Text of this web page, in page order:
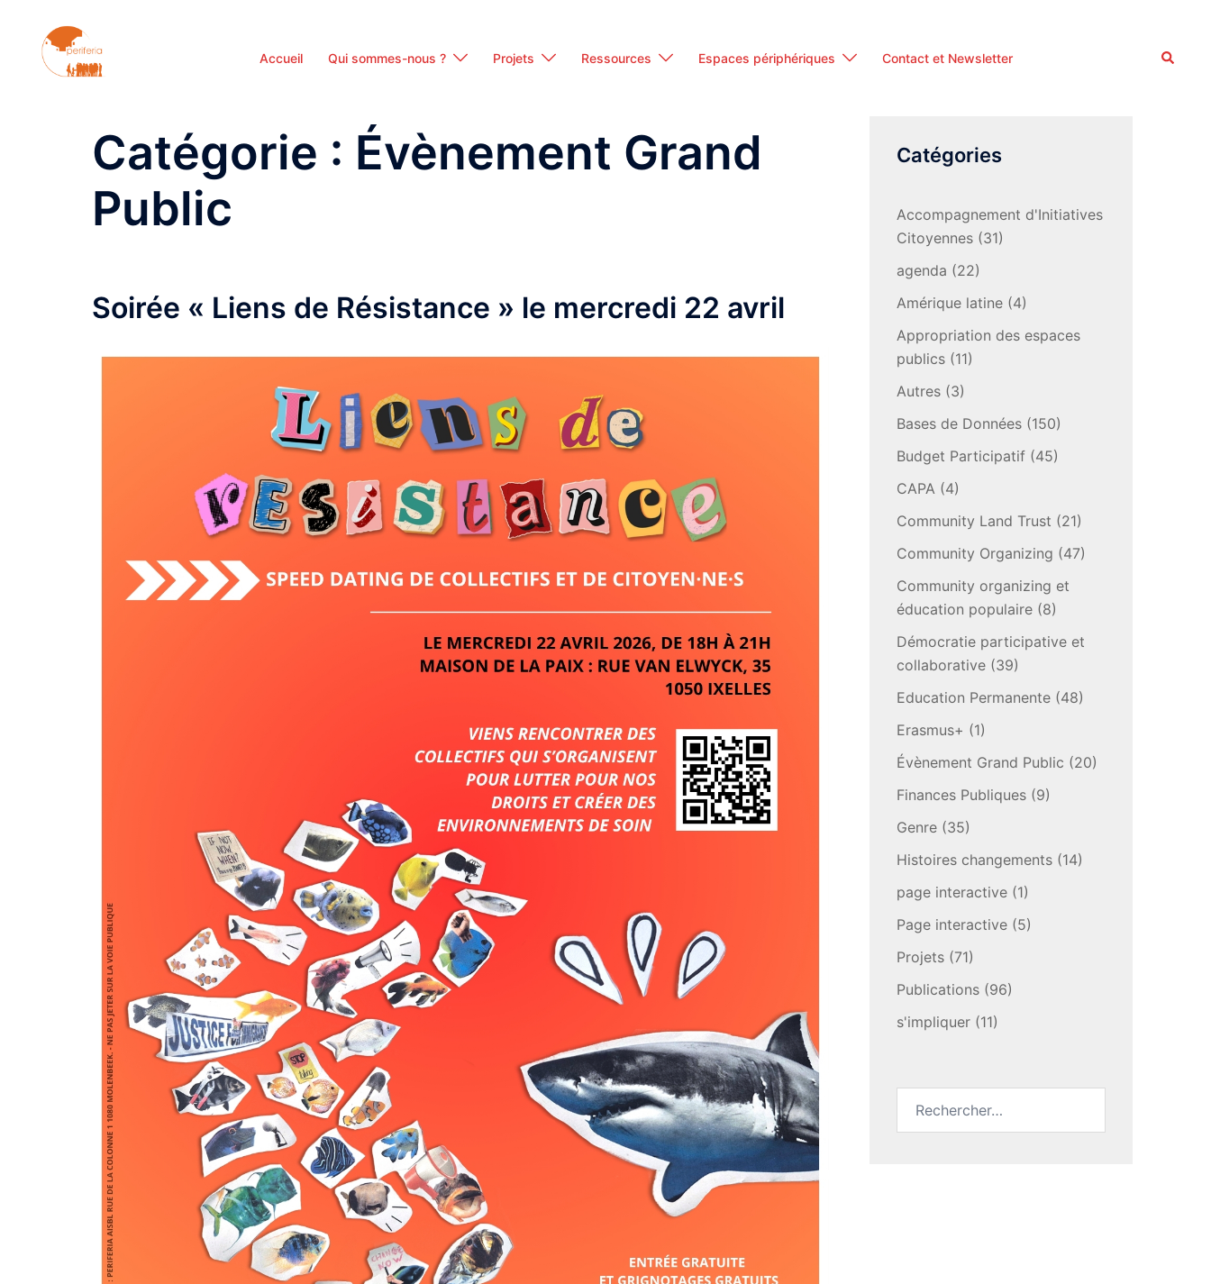
contenu
Accueil Qui sommes-nous ? Projets Ressources Espaces périphériques Contact et Newsletter
Catégorie : Évènement Grand
Public
Soirée « Liens de Résistance » le mercredi 22 avril
Catégories
Accompagnement d'Initiatives
Citoyennes(31)
agenda (22)
Amérique latine(4)
Appropriation des espaces
publics(11)
Autres(3)
Bases de Données(150)
Budget Participatif(45)
CAPA(4)
Community Land Trust (21)
Community Organizing (47)
Community organizing et
éducation populaire(8)
Démocratie participative et
collaborative(39)
Education Permanente(48)
Erasmus+ (1)
Évènement Grand Public (20)
Finances Publiques(9)
Genre(35)
Histoires changements(14)
page interactive(1)
Page interactive(5)
Projets(71)
Publications(96)
s'impliquer(11)